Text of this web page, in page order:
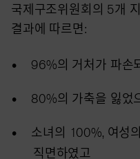
국제구조위원회의 5개
결과에 따르면:
96%의 거처가 파손
80%의 가축을 잃었
소녀의 100%, 여성
직면하였고